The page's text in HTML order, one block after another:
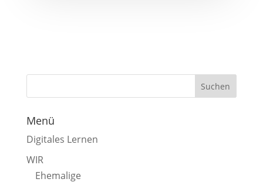
Menü
Digitales Lernen
WIR
Ehemalige